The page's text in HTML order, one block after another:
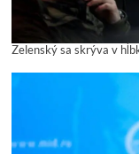
Zelenský sa skrýva v